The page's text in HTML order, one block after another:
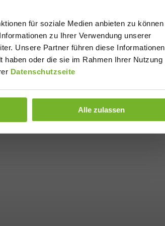
für soziale Medien anbieten zu können
zu Ihrer Verwendung unserer
Unsere Partner führen diese Informationen
oder die sie im Rahmen Ihrer Nutzung
Datenschutzseite
Alle zulassen